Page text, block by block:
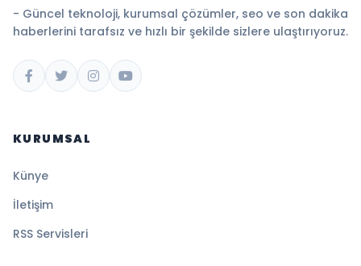
- Güncel teknoloji, kurumsal çözümler, seo ve son dakika
haberlerini tarafsız ve hızlı bir şekilde sizlere ulaştırıyoruz.
KURUMSAL
Künye
İletişim
RSS Servisleri